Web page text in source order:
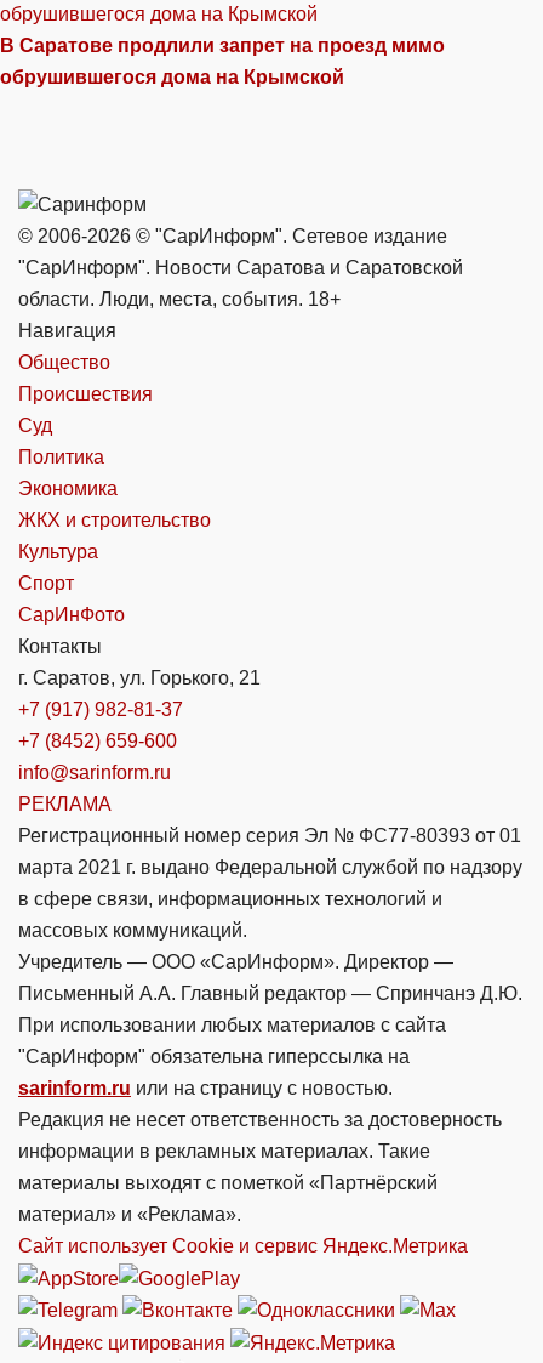
В Саратове продлили запрет на проезд мимо
обрушившегося дома на Крымской
© 2006-2026 © "СарИнформ". Сетевое издание
"СарИнформ". Новости Саратова и Саратовской
области. Люди, места, события. 18+
Навигация
Общество
Происшествия
Суд
Политика
Экономика
ЖКХ и строительство
Культура
Спорт
СарИнФото
Контакты
г. Саратов, ул. Горького, 21
+7 (917) 982-81-37
+7 (8452) 659-600
info@sarinform.ru
РЕКЛАМА
Регистрационный номер серия Эл № ФС77-80393 от 01
марта 2021 г. выдано Федеральной службой по надзору
в сфере связи, информационных технологий и
массовых коммуникаций.
Учредитель — ООО «СарИнформ». Директор —
Письменный А.А. Главный редактор — Спринчанэ Д.Ю.
При использовании любых материалов с сайта
"СарИнформ" обязательна гиперссылка на
sarinform.ru или на страницу с новостью.
Редакция не несет ответственность за достоверность
информации в рекламных материалах. Такие
материалы выходят с пометкой «Партнёрский
материал» и «Реклама».
Сайт использует Cookie и сервиc Яндекс.Метрика